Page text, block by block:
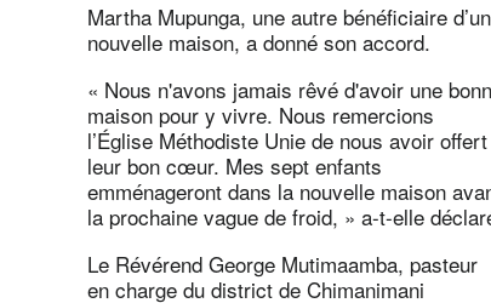
Martha Mupunga, une autre bénéficiaire
nouvelle maison, a donné son accord.
« Nous n'avons jamais rêvé d'avoir une
maison pour y vivre. Nous remercions
l’Église Méthodiste Unie de nous avoir offert
leur bon cœur. Mes sept enfants
emménageront dans la nouvelle maison
la prochaine vague de froid, » a-t-elle
Le Révérend George Mutimaamba, pasteur
en charge du district de Chimanimani